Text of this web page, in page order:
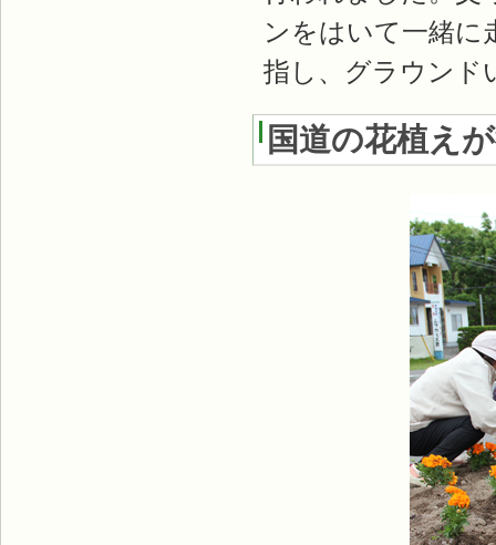
ンをはいて一緒に
指し、グラウンド
国道の花植え